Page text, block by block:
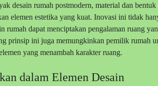
desain rumah postmodern, material dan
elemen estetika yang kuat. Inovasi ini tidak
rumah dapat menciptakan pengalaman ruang
prinsip ini juga memungkinkan pemilik rumah
yang menambah karakter ruang.
dalam Elemen Desain